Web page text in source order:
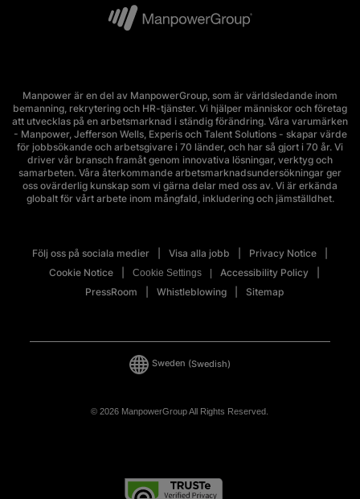
Manpower är en del av ManpowerGroup, som är världsledande inom
bemanning, rekrytering och HR-tjänster. Vi hjälper människor och företag
att utvecklas på en arbetsmarknad i ständig förändring. Våra varumärken
- Manpower, Jefferson Wells, Experis och Talent Solutions - skapar värde
för jobbsökande och arbetsgivare i 70 länder, och har så gjort i 70 år. Vi
driver vår bransch framåt genom innovativa lösningar, verktyg och
samarbeten. Våra återkommande arbetsmarknadsundersökningar ger
oss ovärderlig kunskap som vi gärna delar med oss av. Vi är erkända
globalt för vårt arbete inom mångfald, inkludering och jämställdhet.
Följ oss på sociala medier Visa alla jobb
Privacy Notice
Cookie Notice
Cookie Settings
Accessibility Policy
PressRoom
Whistleblowing Sitemap
© 2026 ManpowerGroup All Rights Reserved.
Sweden (Swedish)